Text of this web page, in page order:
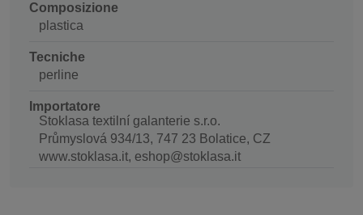
Composizione
plastica
Tecniche
perline
Importatore
Stoklasa textilní galanterie s.r.o.
Průmyslová 934/13, 747 23 Bolatice, CZ
www.stoklasa.it, eshop@stoklasa.it